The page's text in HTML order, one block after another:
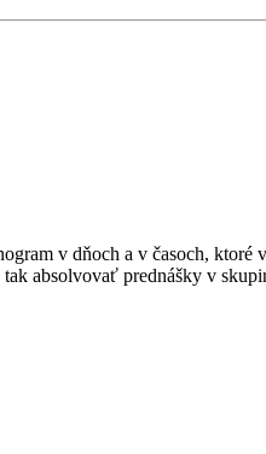
v dňoch a v časoch, ktoré
absolvovať prednášky v